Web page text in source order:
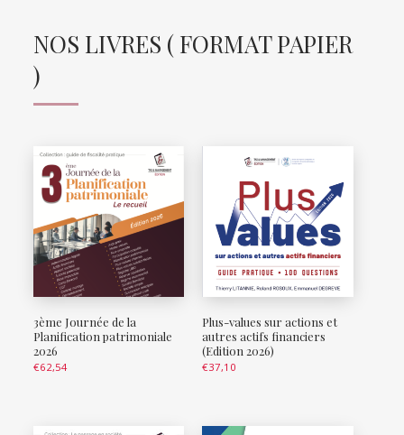
NOS LIVRES ( FORMAT PAPIER
)
3ème Journée de la
Planification patrimoniale
2026
€62,54
Plus-values sur actions et
autres actifs financiers
(Edition 2026)
€37,10